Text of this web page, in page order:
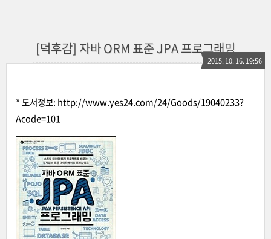
[덕후감] 자바 ORM 표준 JPA 프로그래밍
2015. 10. 16. 19:56
* 도서정보: http://www.yes24.com/24/Goods/19040233?
Acode=101